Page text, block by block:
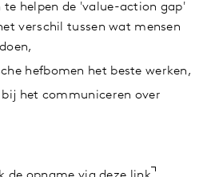
te helpen de 'value-action gap'
verschil tussen wat mensen
hefbomen het beste werken,
het communiceren over